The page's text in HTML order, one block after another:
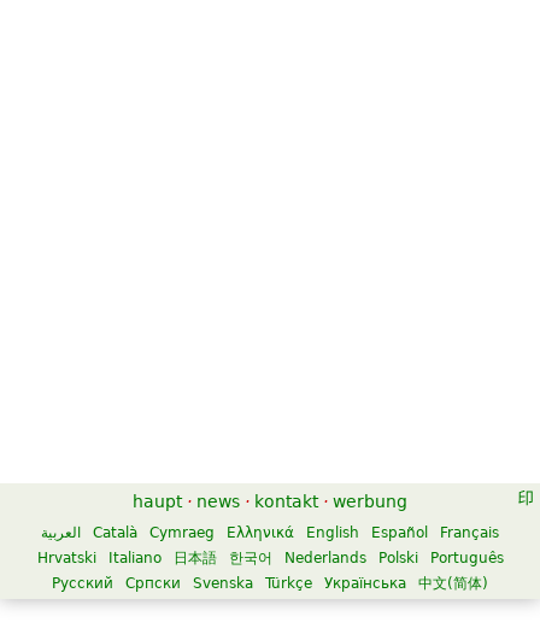
haupt · news · kontakt · werbung
العربية Català Cymraeg Ελληνικά English Español
Français
Hrvatski
Italiano 日本語 한국어 Nederlands Polski
Português
Русский
Српски Svenska Türkçe Українська 中文(简体)